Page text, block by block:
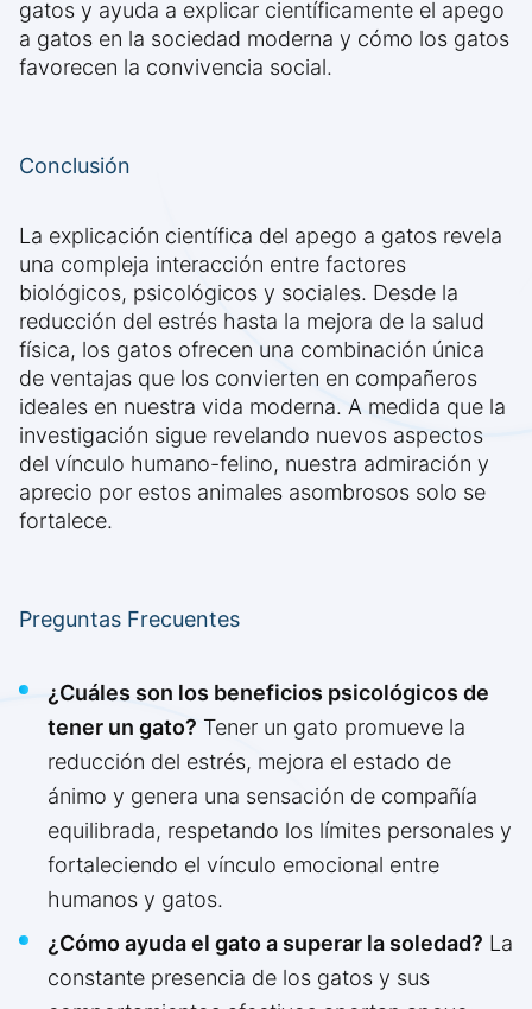
gatos y ayuda a explicar científicamente el apego
a gatos en la sociedad moderna y cómo los gatos
favorecen la convivencia social.
Conclusión
La explicación científica del apego a gatos revela
una compleja interacción entre factores
biológicos, psicológicos y sociales. Desde la
reducción del estrés hasta la mejora de la salud
física, los gatos ofrecen una combinación única
de ventajas que los convierten en compañeros
ideales en nuestra vida moderna. A medida que la
investigación sigue revelando nuevos aspectos
del vínculo humano-felino, nuestra admiración y
aprecio por estos animales asombrosos solo se
fortalece.
Preguntas Frecuentes
¿Cuáles son los beneficios psicológicos de
tener un gato? Tener un gato promueve la
reducción del estrés, mejora el estado de
ánimo y genera una sensación de compañía
equilibrada, respetando los límites personales y
fortaleciendo el vínculo emocional entre
humanos y gatos.
¿Cómo ayuda el gato a superar la soledad? La
constante presencia de los gatos y sus